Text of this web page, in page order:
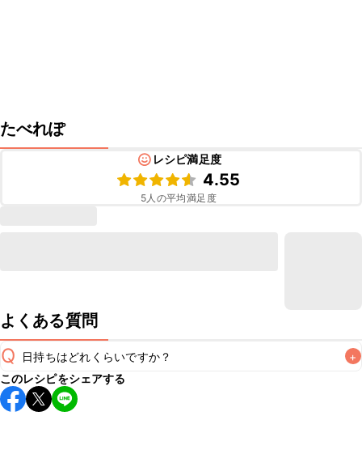
たべれぽ
レシピ満足度
4.55
5人の平均満足度
よくある質問
Q 日持ちはどれくらいですか？ +
保存期間は冷蔵で翌日中が目安です。なるべくお早めにお召
し上がりください。
このレシピをシェアする